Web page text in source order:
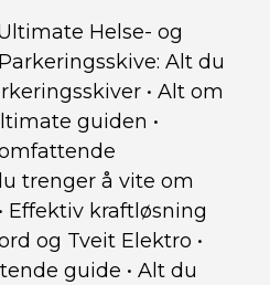
Helse- og
Parkeringsskive: Alt du
• Alt om
guiden •
trenger å vite om
• Effektiv kraftløsning
og Tveit Elektro •
guide • Alt du